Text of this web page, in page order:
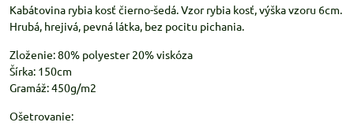
Kabátovina rybia kosť čierno-šedá. Vzor rybia kosť, výška vzoru 6cm.
Hrubá, hrejivá, pevná látka, bez pocitu pichania.
Zloženie: 80% polyester 20% viskóza
Šírka: 150cm
Gramáž: 450g/m2
Ošetrovanie: